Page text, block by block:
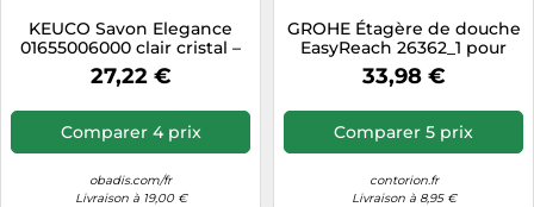
KEUCO Savon Elegance
01655006000 clair cristal –
Pièce de rechange
27,22 €
Comparer 4 prix
obadis.com/fr
Livraison à 19,00 €
GROHE Étagère de douche
EasyReach 26362_1 pour
systèmes de douche
Euphoria/Tempesta blanc
33,98 €
Comparer 5 prix
contorion.fr
Livraison à 8,95 €